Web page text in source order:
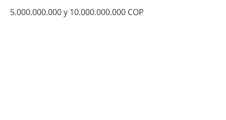
5.000.000.000 y 10.000.000.000 COP